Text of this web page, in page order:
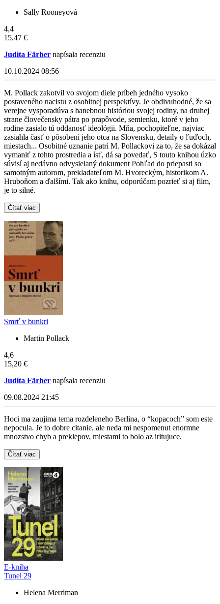
Sally Rooneyová
4,4
15,47 €
Judita Färber napísala recenziu
10.10.2024 08:56
M. Pollack zakotvil vo svojom diele príbeh jedného vysoko
postaveného nacistu z osobitnej perspektívy. Je obdivuhodné, že sa
verejne vysporadúva s hanebnou históriou svojej rodiny, na druhej
strane človečensky pátra po prapôvode, semienku, ktoré v jeho
rodine zasialo tú oddanosť ideológii. Mňa, pochopiteľne, najviac
zasiahla časť o pôsobení jeho otca na Slovensku, detaily o ľuďoch,
miestach... Osobitné uznanie patrí M. Pollackovi za to, že sa dokázal
vymaniť z tohto prostredia a ísť, dá sa povedať, S touto knihou úzko
súvisí aj nedávno odvysielaný dokument Pohľad do priepasti so
samotným autorom, prekladateľom M. Hvoreckým, historikom A.
Hruboňom a ďalšími. Tak ako knihu, odporúčam pozrieť si aj film,
je to silné.
Čítať viac
Smrť v bunkri
Martin Pollack
4,6
15,20 €
Judita Färber napísala recenziu
09.08.2024 21:45
Hoci ma zaujima tema rozdeleneho Berlina, o “kopacoch” som este
nepocula. Je to dobre citanie, ale neda mi nespomenut enormne
mnozstvo chyb a preklepov, miestami to bolo az iritujuce.
Čítať viac
E-kniha
Tunel 29
Helena Merriman